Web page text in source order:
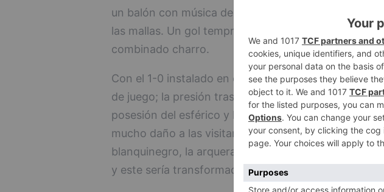
un balón con música de Mery iba ser cabeceado por
las mallas. Un gol tempranero que, sin duda, pilló
combinado charro.
Con el 1-0 instalado en el luminoso, el BCF se
de juego; la presión tras pérdida conseguía
posesión del esférico y las continuas carreras por
mucho daño a las visitantes. Fruto de los minutos
blanquinegro, la arquera cometió penalti sobre Mery
y este sería transformado por Alejandra Moreno en